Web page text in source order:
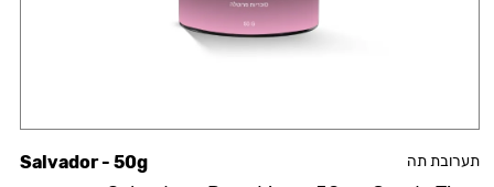
תערובת תה Salvador - 50g